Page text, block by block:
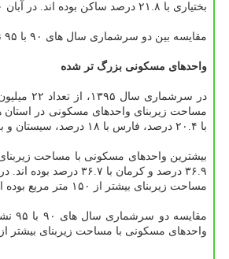
بختیاری با ۲۱.۸ درصد ساكن بوده اند. در آبان ۱۳۹۰ از تعداد ۲۱ میلیون و ۴۹ هزار و ۹۳۴ خانوار ۲۶.۶ درصد خانوارها اجاره نشین بوده اند.
مقایسه بین دو سرشماری سال های ۹۰ با ۹۵ نشان داده است كه خانوارهای اجاره نشین از ۲۶.۷ درصد در كل كشور در سال ۱۳۹۰ به ۳۰.۷ درصد در سال ۱۳۹۵ افزایش یافته است.
واحدهای مسكونی بزرگ تر شده
با ۲۰.۴ درصد، فارس با ۱۸ درصد، سیستان و بلوچستان با ۱۶.۸ درصد، خوزستان ۱۶.۶ درصد و آذربایجان غربی با ۱۵.۷ درصد بوده اند.
مساحت زیربنای بیشتر از ۱۵۰ متر مربع بوده است.
واحدهای مسكونی با مساحت زیربنای بیشتر از ۱۵۰ متر مربع در اغلب استان ها افزایش داشته است.